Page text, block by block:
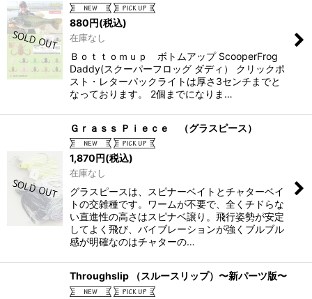
880円(税込)
在庫なし
Ｂｏｔｔｏｍｕｐ ボトムアップ ScooperFrog
Daddy(スクーパーフロッグ ダディ） クリックポ
スト・レターパックライトは厚さ3センチまでと
なっております。 2個までになりま…
Ｇｒａｓｓ Ｐｉｅｃｅ （グラスピース）
1,870円(税込)
在庫なし
グラスピースは、スピナーベイトとチャターベイ
トの交雑種です。ワームが不要で、全くチドらな
い直進性の高さはスピナベ譲り。飛行姿勢が安定
してよく飛び、バイブレーションが強くブルブル
感が明確なのはチャターの…
Throughslip （スルースリップ）〜新パーツ版〜